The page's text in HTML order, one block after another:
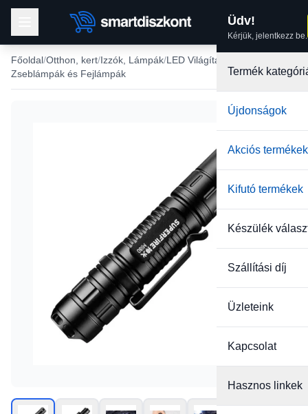
Üdv!
Kérjük, jelentkezz be.
Termék
Újdonságok
Akciós termékek
Kifutó termékek
Készülék
Szállítási díj
Üzleteink
Kapcsolat
Hasznos linkek
Főoldal Otthon, kert Izzók, Lámpák LED Világítások
Zseblámpák és Fejlámpák